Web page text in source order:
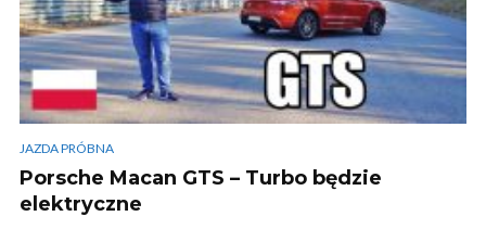
JAZDA PRÓBNA
Porsche Macan GTS – Turbo będzie
elektryczne